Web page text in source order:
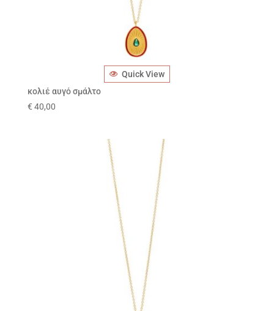
Quick View
κολιέ αυγό σμάλτο
€ 40,00